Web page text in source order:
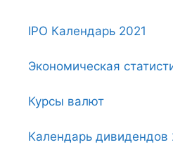
IPO Календарь 2021
Экономическая
Курсы валют
Календарь дивидендов